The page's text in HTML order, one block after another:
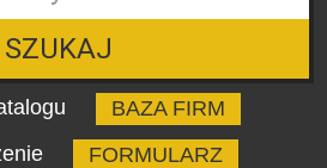
SZUKAJ
BAZA FIRM
FORMULARZ